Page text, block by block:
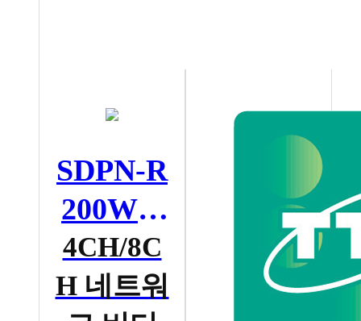
SDPN-R
200W S
ERIES
4CH/8C
H 네트워